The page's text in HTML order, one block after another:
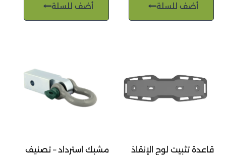
أضف للسلة أضف للسلة
قاعدة تثبيت لوح الإنقاذ
مشبك استرداد – تصنيف